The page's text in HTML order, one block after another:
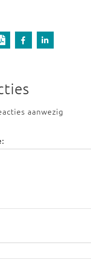
aanwezig